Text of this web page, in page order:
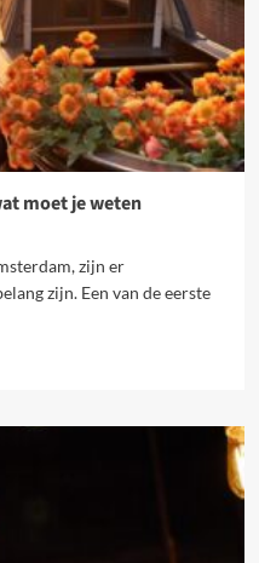
moet je weten
zijn er
zijn. Een van de eerste